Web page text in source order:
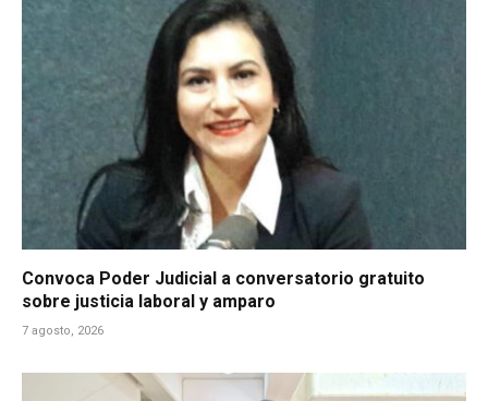
Convoca Poder Judicial a conversatorio gratuito
sobre justicia laboral y amparo
7 agosto, 2026